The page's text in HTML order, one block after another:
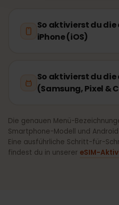
So aktivierst du die
iPhone (iOS)
So aktivierst du die
(Samsung, Pixel &
Die genauen Menü-
Smartphone-Modell und
Eine ausführliche Schritt-für-
findest du in unserer eSIM-